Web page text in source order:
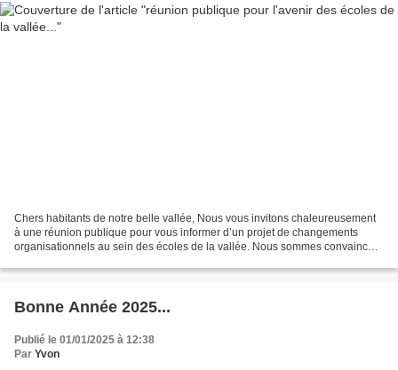
Chers habitants de notre belle vallée, Nous vous invitons chaleureusement
à une réunion publique pour vous informer d’un projet de changements
organisationnels au sein des écoles de la vallée. Nous sommes convaincus
Bonne Année 2025...
Publié le 01/01/2025 à 12:38
Par Yvon